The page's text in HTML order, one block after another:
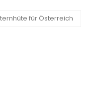
für Österreich